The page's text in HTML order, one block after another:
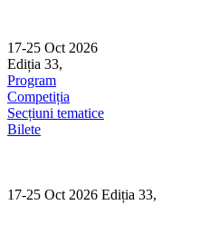
content
17-25 Oct 2026
Ediția 33,
Program
Competiția
Secțiuni tematice
Bilete
17-25 Oct 2026 Ediția 33,